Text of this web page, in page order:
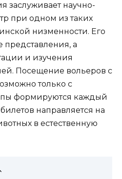
заслуживает научно-
при одном из таких
низменности. Его
представления, а
и изучения
Посещение вольеров с
только с
формируются каждый
направляется на
в естественную